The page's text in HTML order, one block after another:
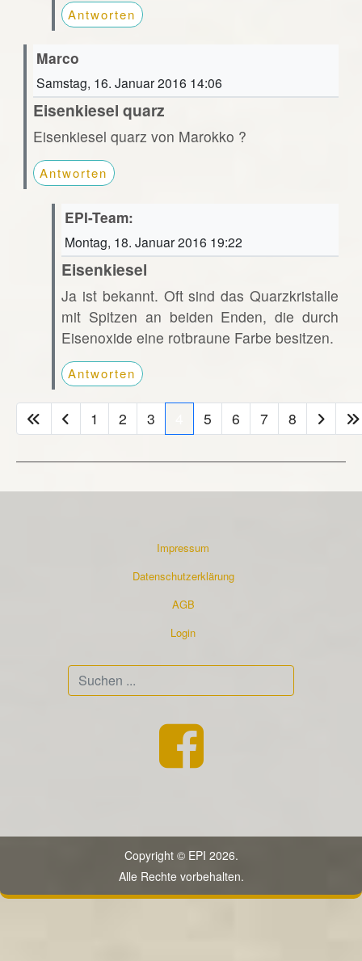
Antworten
Marco
Samstag, 16. Januar 2016 14:06
Eisenkiesel quarz
Eisenkiesel quarz von Marokko ?
Antworten
EPI-Team:
Montag, 18. Januar 2016 19:22
Eisenkiesel
Ja ist bekannt. Oft sind das Quarzkristalle
mit Spitzen an beiden Enden, die durch
Eisenoxide eine rotbraune Farbe besitzen.
Antworten
1 2 3 5 6 7 8
Impressum
Datenschutzerklärung
AGB
Login
Copyright © EPI 2026.
Alle Rechte vorbehalten.